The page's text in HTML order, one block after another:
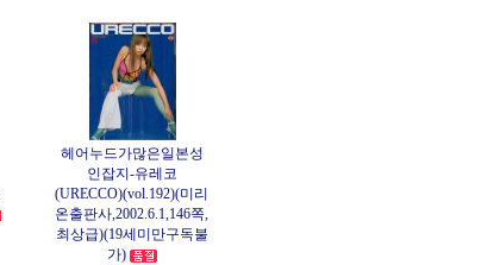
헤어누드가많은일본성
인잡지-유레코
(URECCO)(vol.192)(미리
온출판사,2002.6.1,146쪽,
최상급)(19세미만구독불
가)